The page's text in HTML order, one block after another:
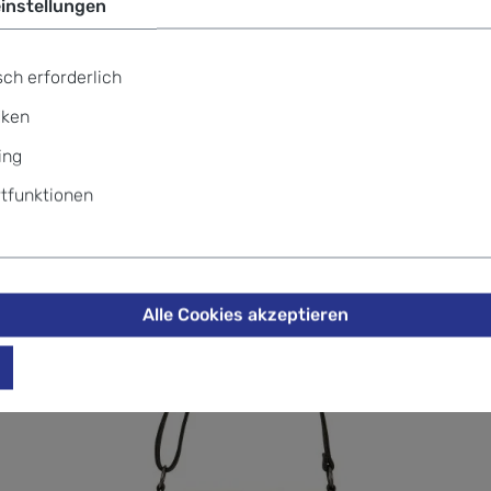
Nubuk Herminia
erforderlich
Alle Cookies akzeptieren